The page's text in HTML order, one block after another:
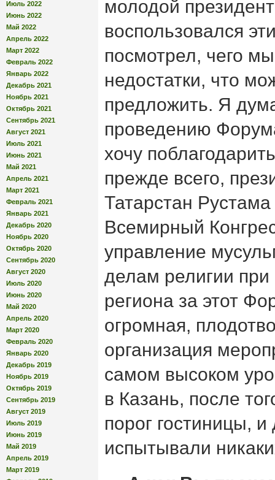
Июль 2022
Июнь 2022
Май 2022
Апрель 2022
Март 2022
Февраль 2022
Январь 2022
Декабрь 2021
Ноябрь 2021
Октябрь 2021
Сентябрь 2021
Август 2021
Июль 2021
Июнь 2021
Май 2021
Апрель 2021
Март 2021
Февраль 2021
Январь 2021
Декабрь 2020
Ноябрь 2020
Октябрь 2020
Сентябрь 2020
Август 2020
Июль 2020
Июнь 2020
Май 2020
Апрель 2020
Март 2020
Февраль 2020
Январь 2020
Декабрь 2019
Ноябрь 2019
Октябрь 2019
Сентябрь 2019
Август 2019
Июль 2019
Июнь 2019
Май 2019
Апрель 2019
Март 2019
молодой
воспользовался
посмотрел, чего
недостатки, что
предложить. Я
проведению
хочу
прежде всего,
Татарстан
Всемирный
управление
делам религии
региона за этот
огромная,
организация
самом высоком
в Казань, после
порог гостиницы,
испытывали